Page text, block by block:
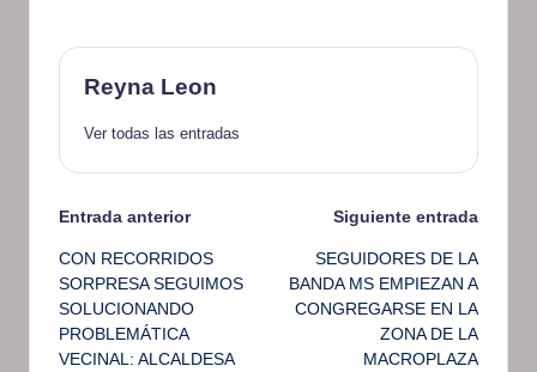
Reyna Leon
Ver todas las entradas
Navegación
de
entradas
Entrada anterior
CON RECORRIDOS
SORPRESA SEGUIMOS
SOLUCIONANDO
PROBLEMÁTICA
VECINAL: ALCALDESA
Siguiente entrada
SEGUIDORES DE LA
BANDA MS EMPIEZAN A
CONGREGARSE EN LA
ZONA DE LA
MACROPLAZA